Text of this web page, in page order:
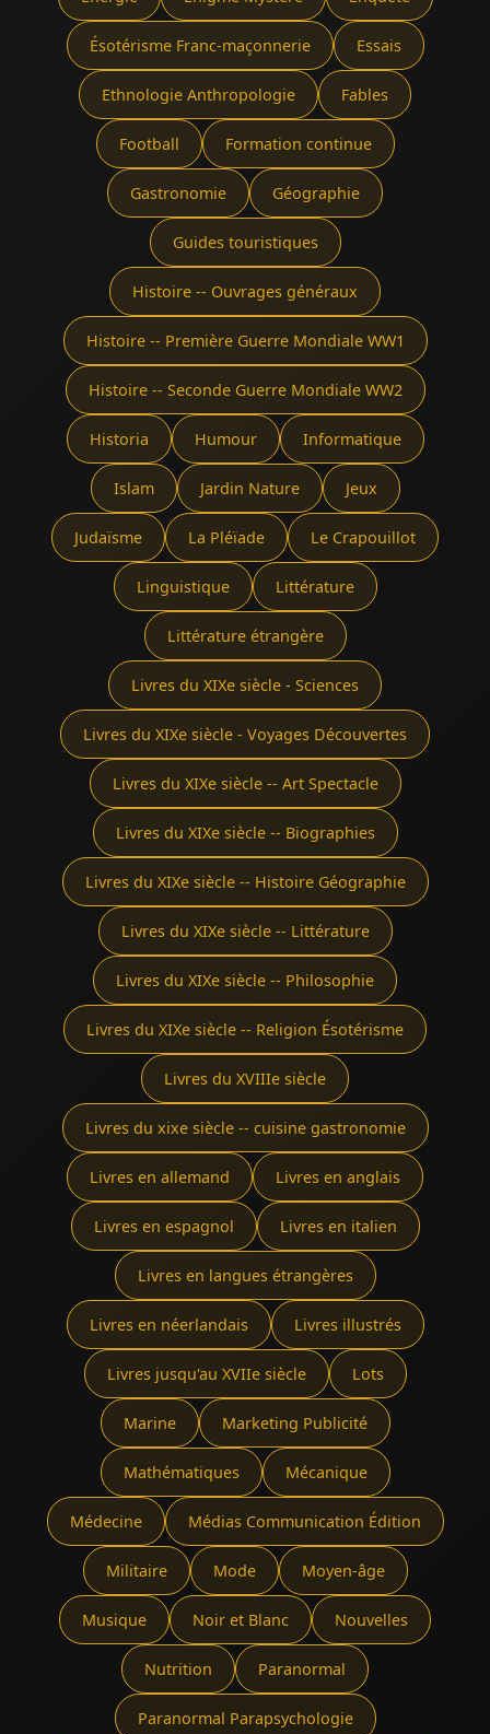
Ésotérisme Franc-maçonnerie Essais
Ethnologie Anthropologie Fables
Football Formation continue
Gastronomie Géographie
Guides touristiques
Histoire -- Ouvrages généraux
Histoire -- Première Guerre Mondiale WW1
Histoire -- Seconde Guerre Mondiale WW2
Historia Humour Informatique
Islam Jardin Nature Jeux
Judaïsme La Pléïade Le Crapouillot
Linguistique Littérature
Littérature étrangère
Livres du XIXe siècle - Sciences
Livres du XIXe siècle - Voyages Découvertes
Livres du XIXe siècle -- Art Spectacle
Livres du XIXe siècle -- Biographies
Livres du XIXe siècle -- Histoire Géographie
Livres du XIXe siècle -- Littérature
Livres du XIXe siècle -- Philosophie
Livres du XIXe siècle -- Religion Ésotérisme
Livres du XVIIIe siècle
Livres du xixe siècle -- cuisine gastronomie
Livres en allemand Livres en anglais
Livres en espagnol Livres en italien
Livres en langues étrangères
Livres en néerlandais Livres illustrés
Livres jusqu'au XVIIe siècle Lots
Marine Marketing Publicité
Mathématiques Mécanique
Médecine Médias Communication Édition
Militaire Mode Moyen-âge
Musique Noir et Blanc Nouvelles
Nutrition Paranormal
Paranormal Parapsychologie